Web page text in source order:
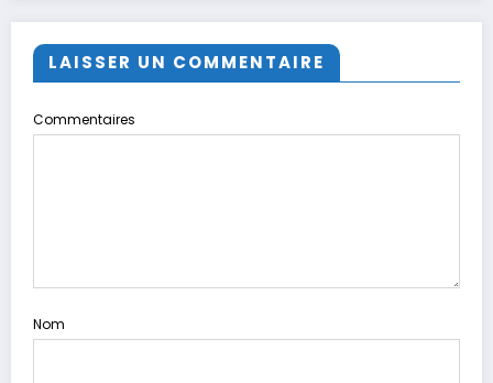
LAISSER UN COMMENTAIRE
Commentaires
Nom